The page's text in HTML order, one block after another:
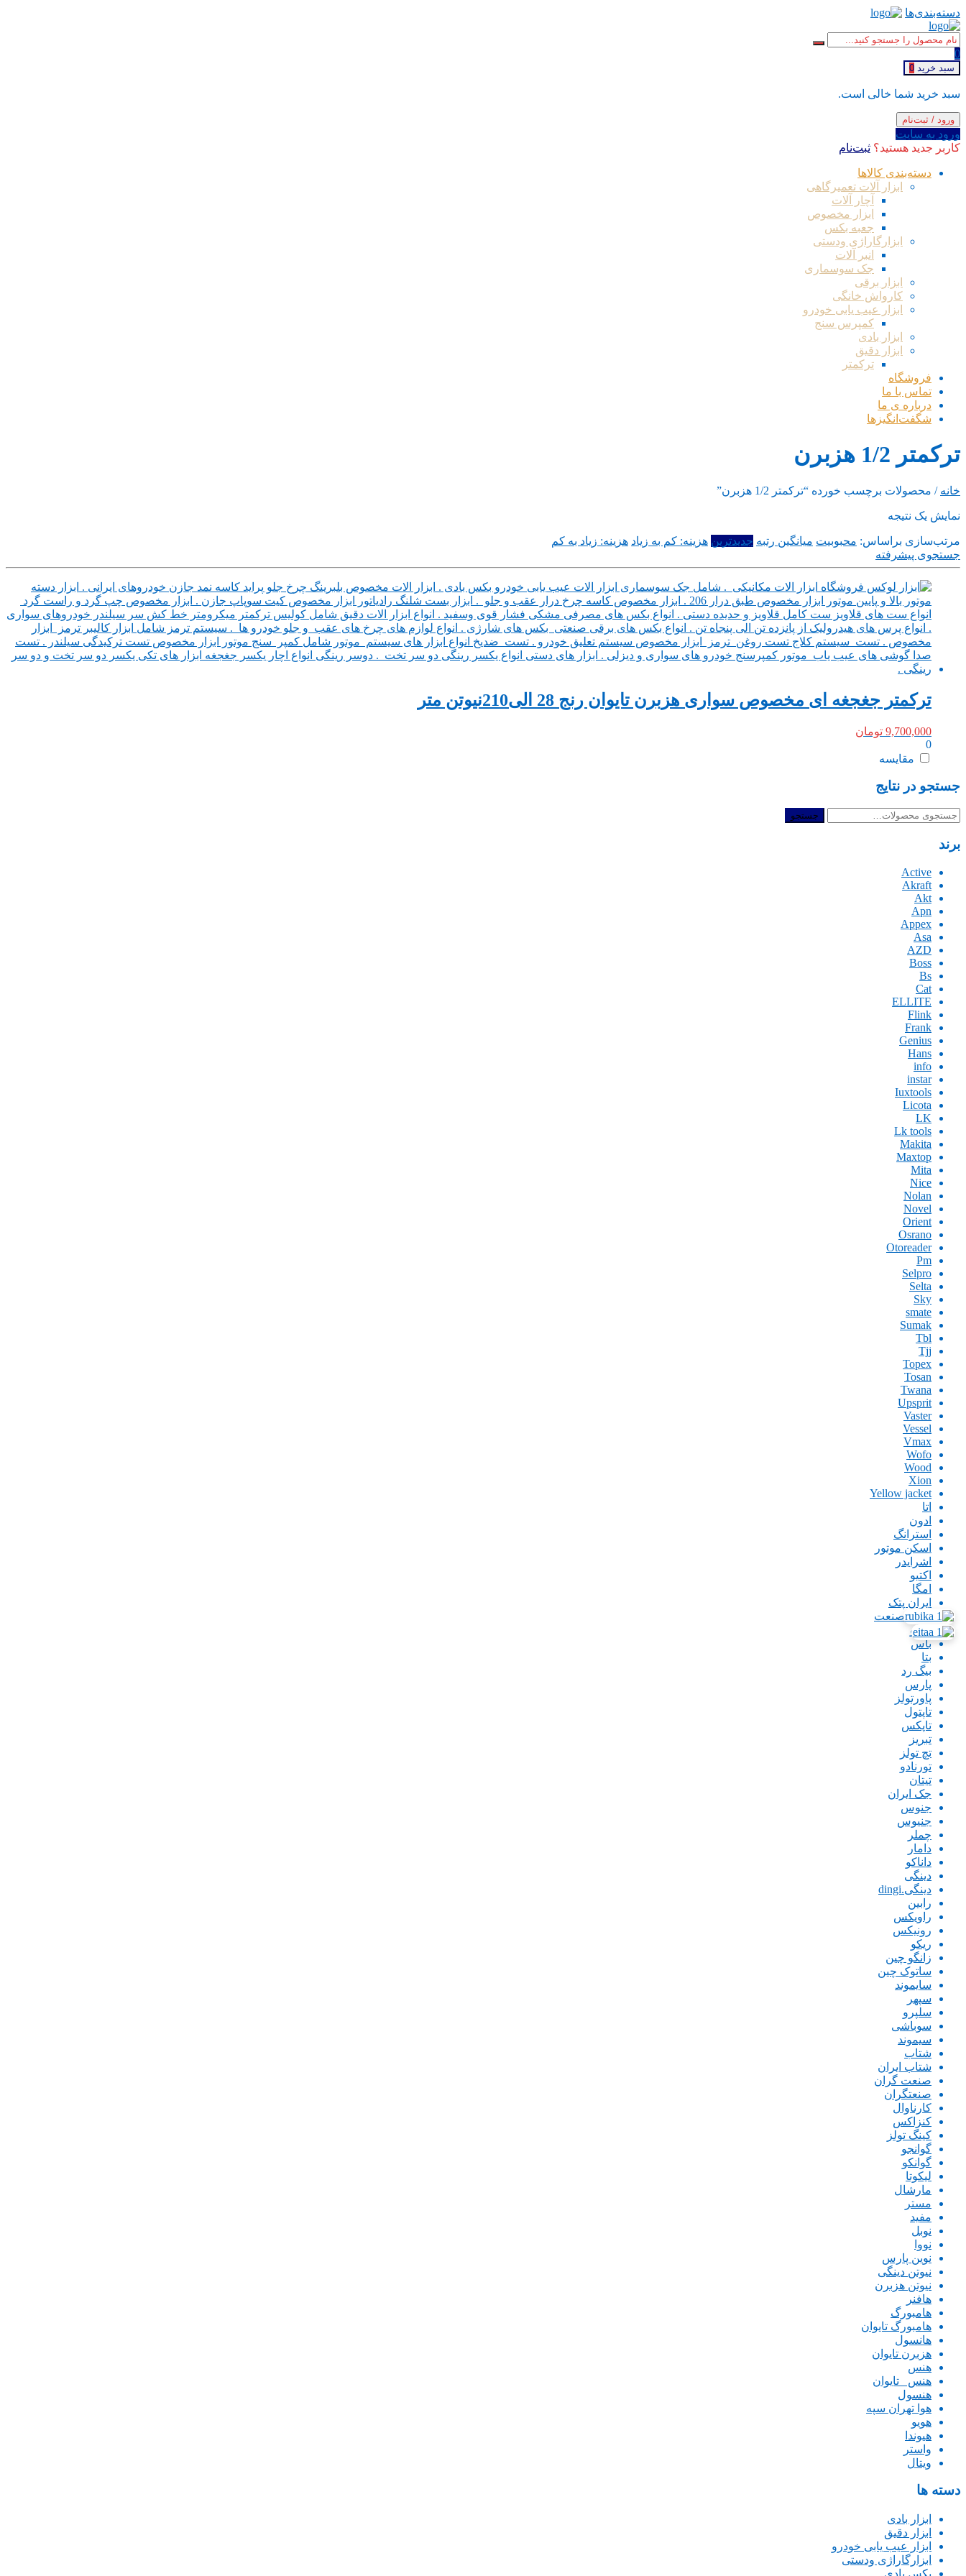
دسته‌بندی‌ها
0
سبد خرید 0
سبد خرید شما خالی است.
ورود / ثبت‌نام
ورود به سایت
کاربر جدید هستید؟ ثبت‌نام
دسته‌بندی کالاها
ابزار آلات تعمیرگاهی
آچار آلات
ابزار مخصوص
جعبه بکس
ابزارگاراژی ودستی
انبر آلات
جک سوسماری
ابزار برقی
کارواش خانگی
ابزار عیب یابی خودرو
کمپرس سنج
ابزار بادی
ابزار دقیق
ترکمتر
فروشگاه
تماس با ما
درباره ی ما
شگفت‌انگیزها
ترکمتر 1/2 هزبرن
خانه / محصولات برچسب خورده “ترکمتر 1/2 هزبرن”
نمایش یک نتیجه
مرتب‌سازی براساس: محبوبیت میانگین رتبه جدیدترین هزینه: کم به زیاد هزینه: زیاد به کم
جستجوی پیشرفته
ترکمتر جغجغه ای مخصوص سواری هزبرن تایوان رنج 28 الی210نیوتن متر
9,700,000 تومان
0
مقایسه
جستجو در نتایج
جستجو
جستجو
برند
Active
Akraft
Akt
Apn
Appex
Asa
AZD
Boss
Bs
Cat
ELLITE
Flink
Frank
Genius
Hans
info
instar
Iuxtools
Licota
LK
Lk tools
Makita
Maxtop
Mita
Nice
Nolan
Novel
Orient
Osrano
Otoreader
Pm
Selpro
Selta
Sky
smate
Sumak
Tbl
Tjj
Topex
Tosan
Twana
Upsprit
Vaster
Vessel
Vmax
Wofo
Wood
Xion
Yellow jacket
اتا
ادون
استرانگ
اسکن موتور
اشرایدر
اکتیو
امگا
ایران پتک
ایران صنعت
اینگو
باس
بتا
بیگ رد
پارس
پاورتولز
تاپتول
تاپکس
تبریز
تچ تولز
تورنادو
تیتان
جک ایران
جنوس
جنیوس
چملر
دامار
داناکو
دینگی
دینگی.dingi
رابین
راویکس
رونیکس
ریکو
زانگو چین
ساتوک چین
سایموند
سپهر
سلپرو
سوباشی
سیموند
شتاب
شتاب ایران
صنعت گران
صنعتگران
کارناوال
کنزاکس
کینگ تولز
گوانجو
گوانکو
لیکوتا
مارشال
مستر
مفید
نوبل
نووا
نوین پارس
نیوتن دینگی
نیوتن هزبرن
هافنر
هامبورگ
هامبورگ تایوان
هانسول
هزبرن تایوان
هنس
هنس _تایوان
هنسول
هوا تهران سپه
هویو
هیوندا
واستر
ویتال
دسته ها
ابزار بادی
ابزار دقیق
ابزار عیب یابی خودرو
ابزارگاراژی ودستی
بکس بادی